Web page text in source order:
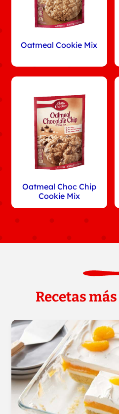
Oatmeal Cookie Mix
Oatmeal Choc Chip
Cookie Mix
Recetas